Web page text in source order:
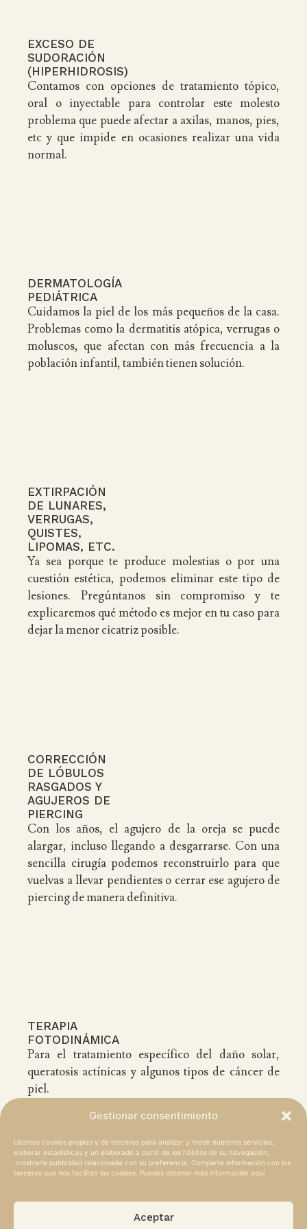
Gestionar consentimiento
Usamos cookies propias y de terceros para analizar y medir nuestros servicios;
elaborar estadísticas y un elaborado a partir de los hábitos de su navegación,
mostrarle publicidad relacionada con su preferencia. Comparte información con los
terceros que nos facilitan las cookies. Puedes obtener más información aquí
Aceptar
EXCESO DE
SUDORACIÓN
(HIPERHIDROSIS)
Contamos con opciones de tratamiento tópico,
oral o inyectable para controlar este molesto
problema que puede afectar a axilas, manos, pies,
etc y que impide en ocasiones realizar una vida
normal.
DERMATOLOGÍA
PEDIÁTRICA
Cuidamos la piel de los más pequeños de la casa.
Problemas como la dermatitis atópica, verrugas o
moluscos, que afectan con más frecuencia a la
población infantil, también tienen solución.
EXTIRPACIÓN
DE LUNARES,
VERRUGAS,
QUISTES,
LIPOMAS, ETC.
Ya sea porque te produce molestias o por una
cuestión estética, podemos eliminar este tipo de
lesiones. Pregúntanos sin compromiso y te
explicaremos qué método es mejor en tu caso para
dejar la menor cicatriz posible.
CORRECCIÓN
DE LÓBULOS
RASGADOS Y
AGUJEROS DE
PIERCING
Con los años, el agujero de la oreja se puede
alargar, incluso llegando a desgarrarse. Con una
sencilla cirugía podemos reconstruirlo para que
vuelvas a llevar pendientes o cerrar ese agujero de
piercing de manera definitiva.
TERAPIA
FOTODINÁMICA
Para el tratamiento específico del daño solar,
queratosis actínicas y algunos tipos de cáncer de
piel.
Una piel sana y bonita es